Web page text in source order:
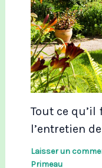
Tout ce
l’entretien
Laisser un
Primeau